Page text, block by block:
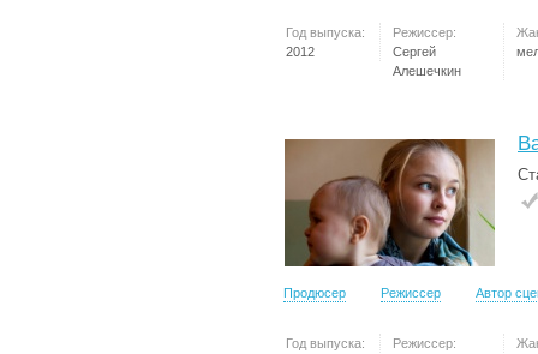
Год выпуска:
2012
Режиссер:
Сергей
Алешечкин
Продюсер Режиссер Автор
Год выпуска:
Режиссер: